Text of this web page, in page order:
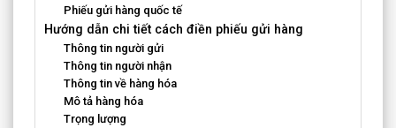
Phiếu gửi hàng quốc tế
Hướng dẫn chi tiết cách điền phiếu gửi hàng
Thông tin người gửi
Thông tin người nhận
Thông tin về hàng hóa
Mô tả hàng hóa
Trọng lượng